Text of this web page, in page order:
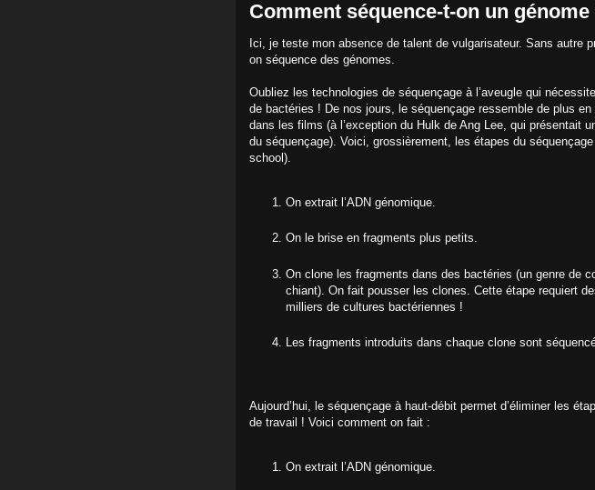
Comment séquence-t-on un génome
Ici, je teste mon absence de talent de vulgarisateur. Sans autre
on séquence des génomes.
Oubliez les technologies de séquençage à l’aveugle qui
de bactéries ! De nos jours, le séquençage ressemble de plus en
dans les films (à l’exception du Hulk de Ang Lee, qui présentait
du séquençage). Voici, grossièrement, les étapes du séquençage
school).
On extrait l’ADN génomique.
On le brise en fragments plus petits.
On clone les fragments dans des bactéries (un genre de
chiant). On fait pousser les clones. Cette étape requiert
milliers de cultures bactériennes !
Les fragments introduits dans chaque clone sont
Aujourd’hui, le séquençage à haut-débit permet d’éliminer les
de travail ! Voici comment on fait :
On extrait l’ADN génomique.